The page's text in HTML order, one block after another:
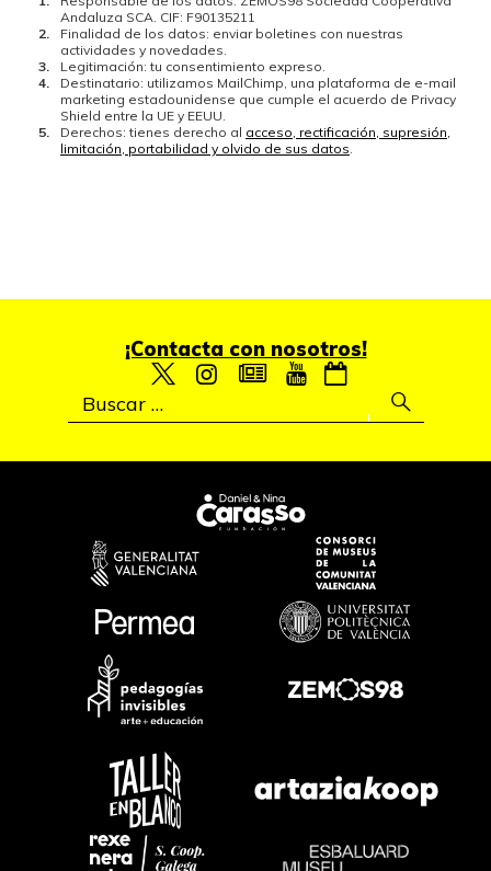
Andaluza SCA. CIF: F90135211
Finalidad de los datos: enviar boletines con nuestras
actividades y novedades.
Legitimación: tu consentimiento expreso.
Destinatario: utilizamos MailChimp, una plataforma de e-mail
marketing estadounidense que cumple el acuerdo de Privacy
Shield entre la UE y EEUU.
Derechos: tienes derecho al acceso, rectificación, supresión,
limitación, portabilidad y olvido de sus datos
¡Contacta con nosotros!